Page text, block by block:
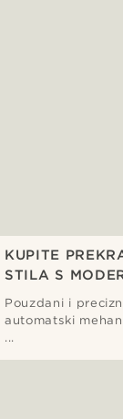
KUPITE
STILA S
Pouzdani i
automatski
...